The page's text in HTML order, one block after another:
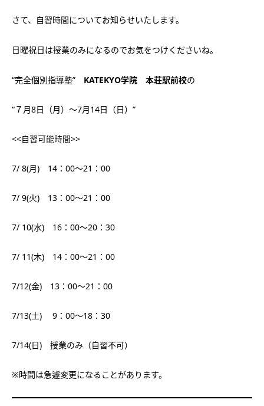
さて、自習時間についてお知らせいたします。
日曜祝日は授業のみになるのでお気をつけくださいね。
“完全個別指導塾” KATEKYO学院 本荘駅前校の
“７月8日（月）～7月14日（日）”
<<自習可能時間>>
7/ 8(月) 14：00～21：00
7/ 9(火) 13：00～21：00
7/ 10(水) 16：00～20：30
7/ 11(木) 14：00～21：00
7/12(金) 13：00～21：00
7/13(土) 9：00～18：30
7/14(日) 授業のみ（自習不可）
※時間は急遽変更になることがあります。